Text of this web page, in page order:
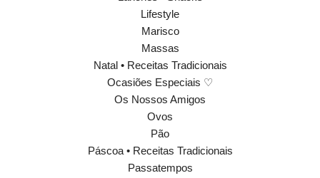
Lifestyle
Marisco
Massas
Natal • Receitas Tradicionais
Ocasiões Especiais ♡
Os Nossos Amigos
Ovos
Pão
Páscoa • Receitas Tradicionais
Passatempos